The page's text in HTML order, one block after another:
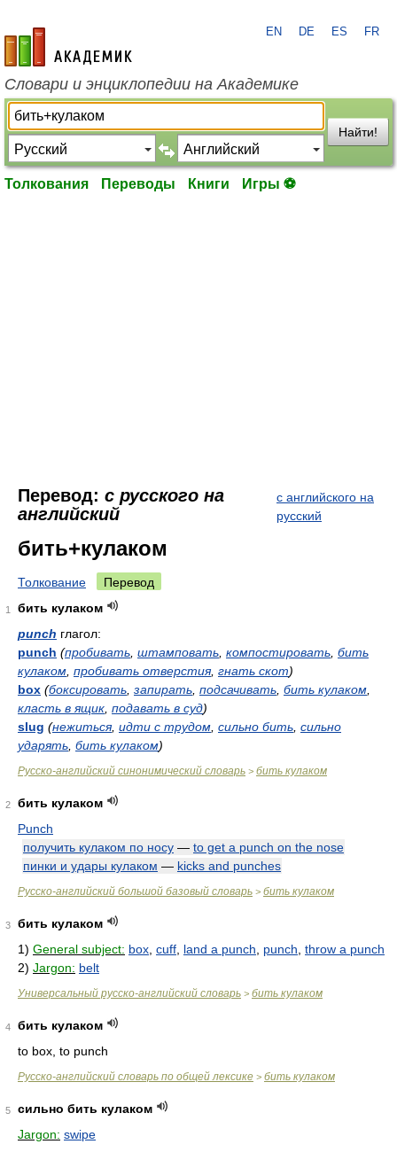
academic.ru
EN DE ES FR
Словари и энциклопедии на Академике
Найти!
Толкования Переводы Книги Игры ⚽
Перевод: с русского на
английский
с английского на
русский
бить+кулаком
Толкование Перевод
1
бить кулаком
punch глагол:
punch (пробивать штамповать компостировать бить
кулаком пробивать отверстия, гнать скот)
box (боксировать запирать подсачивать бить кулаком
класть в ящик подавать в суд)
slug (нежиться, идти с трудом сильно бить сильно
ударять бить кулаком)
Русско-английский синонимический словарь > бить кулаком
2
бить кулаком
Punch
получить кулаком по носу — to get a punch on the nose
пинки и удары кулаком — kicks and punches
Русско-английский большой базовый словарь > бить кулаком
3
бить кулаком
1) General subject: box cuff land a punch punch throw a punch
2) Jargon: belt
Универсальный русско-английский словарь > бить кулаком
4
бить кулаком
to box, to punch
Русско-английский словарь по общей лексике > бить кулаком
5
сильно бить кулаком
Jargon: swipe